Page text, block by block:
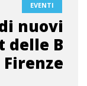
EVENTI
nuovi
delle B